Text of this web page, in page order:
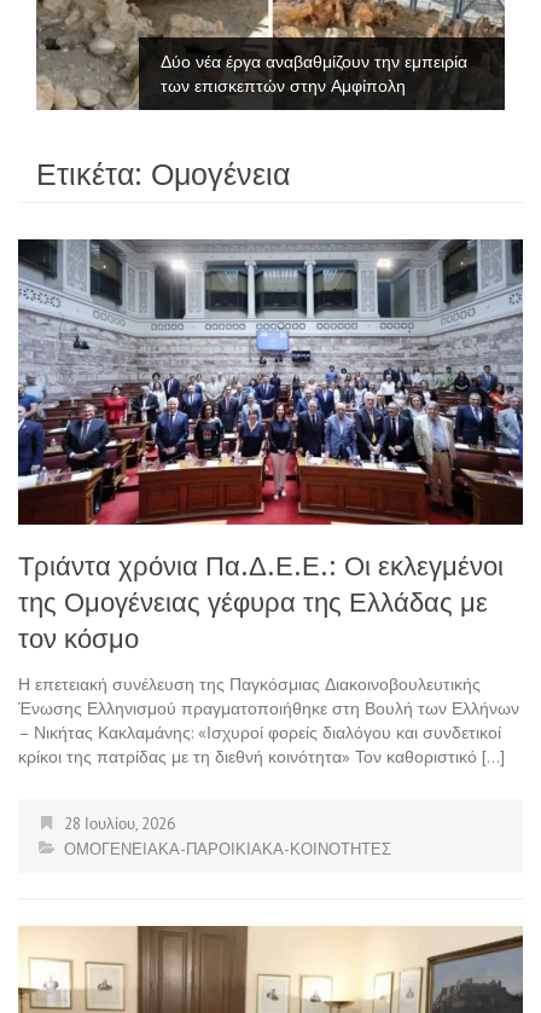
Δύο νέα έργα αναβαθμίζουν την εμπειρία
των επισκεπτών στην Αμφίπολη
Ετικέτα: Ομογένεια
Τριάντα χρόνια Πα.Δ.Ε.Ε.: Οι εκλεγμένοι
της Ομογένειας γέφυρα της Ελλάδας με
τον κόσμο
Η επετειακή συνέλευση της Παγκόσμιας Διακοινοβουλευτικής
Ένωσης Ελληνισμού πραγματοποιήθηκε στη Βουλή των Ελλήνων
– Νικήτας Κακλαμάνης: «Ισχυροί φορείς διαλόγου και συνδετικοί
κρίκοι της πατρίδας με τη διεθνή κοινότητα» Τον καθοριστικό […]
28 Ιουλίου, 2026
ΟΜΟΓΕΝΕΙΑΚΑ-ΠΑΡΟΙΚΙΑΚΑ-ΚΟΙΝΟΤΗΤΕΣ